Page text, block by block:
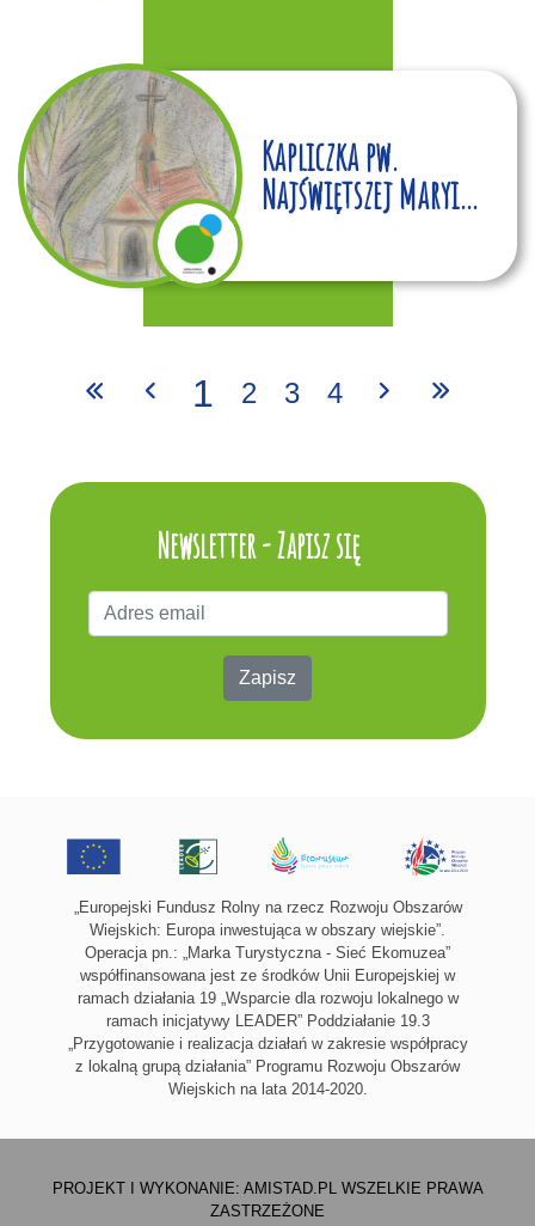
Kapliczka pw.
Najświętszej Maryi
1 2 3 4
Newsletter - Zapisz się
Zapisz
„Europejski Fundusz Rolny na rzecz Rozwoju Obszarów
Wiejskich: Europa inwestująca w obszary wiejskie”.
Operacja pn.: „Marka Turystyczna - Sieć Ekomuzea”
współfinansowana jest ze środków Unii Europejskiej w
ramach działania 19 „Wsparcie dla rozwoju lokalnego w
ramach inicjatywy LEADER” Poddziałanie 19.3
„Przygotowanie i realizacja działań w zakresie współpracy
z lokalną grupą działania” Programu Rozwoju Obszarów
Wiejskich na lata 2014-2020.
PROJEKT I WYKONANIE: AMISTAD.PL
WSZELKIE PRAWA
ZASTRZEŻONE